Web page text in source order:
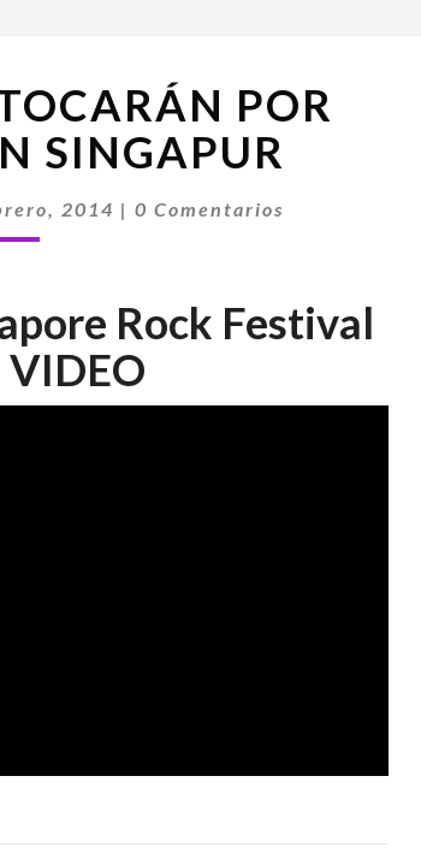
POR
SINGAPUR
2014 | Comentarios
0 Comentarios
Rock Festival
VIDEO